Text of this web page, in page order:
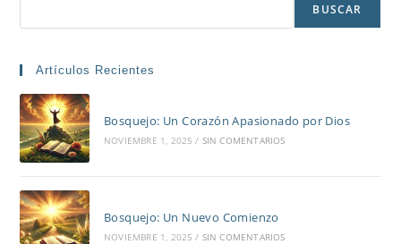
BUSCAR
Artículos Recientes
Bosquejo: Un Corazón Apasionado por Dios
NOVIEMBRE 1, 2025 / SIN COMENTARIOS
Bosquejo: Un Nuevo Comienzo
NOVIEMBRE 1, 2025 / SIN COMENTARIOS